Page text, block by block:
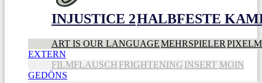
INJUSTICE 2HALBFESTE
ART IS OUR LANGUAGEMEHRSPIELER
EXTERN
FILMFLAUSCH FRIGHTENING INSERT MOIN
GEDÖNS